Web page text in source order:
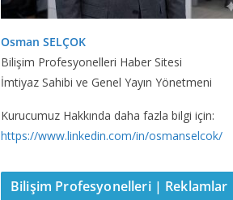
Osman SELÇOK
Bilişim Profesyonelleri Haber Sitesi
İmtiyaz Sahibi ve Genel Yayın Yönetmeni
Kurucumuz Hakkında daha fazla bilgi için:
https://www.linkedin.com/in/osmanselcok/
Bilişim Profesyonelleri | Reklamlar